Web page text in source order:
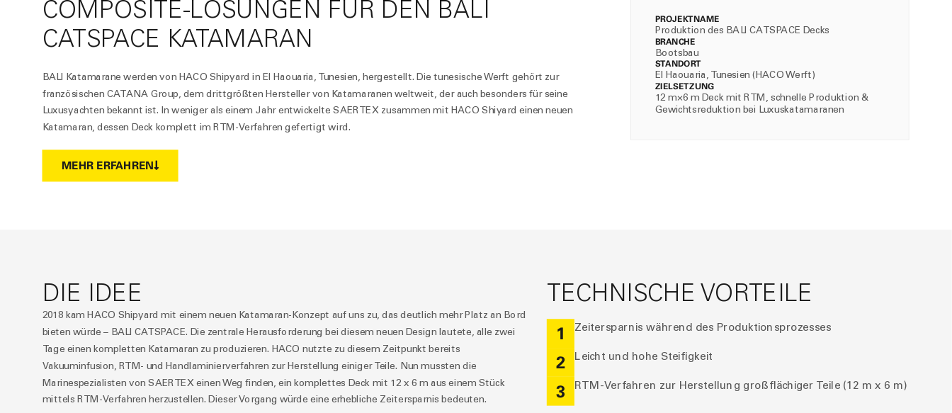
COMPOSITE-LÖSUNGEN FÜR DEN BALI
CATSPACE KATAMARAN
BALI Katamarane werden von HACO Shipyard in El Haouaria, Tunesien, hergestellt. Die tunesische Werft gehört zur
französischen CATANA Group, dem drittgrößten Hersteller von Katamaranen weltweit, der auch besonders für seine
Luxusyachten bekannt ist. In weniger als einem Jahr entwickelte SAERTEX zusammen mit HACO Shiyard einen neuen
Katamaran, dessen Deck komplett im RTM-Verfahren gefertigt wird.
MEHR ERFAHREN
PROJEKTNAME
Produktion des BALI CATSPACE Decks
BRANCHE
Bootsbau
STANDORT
El Haouaria, Tunesien (HACO Werft)
ZIELSETZUNG
12 m×6 m Deck mit RTM, schnelle Produktion &
Gewichtsreduktion bei Luxuskatamaranen
DIE IDEE
2018 kam HACO Shipyard mit einem neuen Katamaran-Konzept auf uns zu, das deutlich mehr Platz an Bord
bieten würde – BALI CATSPACE. Die zentrale Herausforderung bei diesem neuen Design lautete, alle zwei
Tage einen kompletten Katamaran zu produzieren. HACO nutzte zu diesem Zeitpunkt bereits
Vakuuminfusion, RTM- und Handlaminierverfahren zur Herstellung einiger Teile. Nun mussten die
Marinespezialisten von SAERTEX einen Weg finden, ein komplettes Deck mit 12 x 6 m aus einem Stück
mittels RTM-Verfahren herzustellen. Dieser Vorgang würde eine erhebliche Zeitersparnis bedeuten.
TECHNISCHE VORTEILE
1 Zeitersparnis während des Produktionsprozesses
2 Leicht und hohe Steifigkeit
3 RTM-Verfahren zur Herstellung großflächiger Teile (12 m x 6 m)